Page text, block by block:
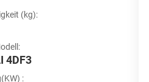
(kg):
4DF3
: